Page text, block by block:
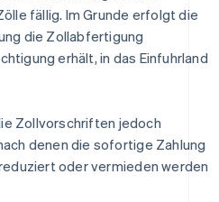
fällig. Im Grunde erfolgt die
die Zollabfertigung
erhält, in das Einfuhrland
Zollvorschriften jedoch
denen die sofortige Zahlung
oder vermieden werden